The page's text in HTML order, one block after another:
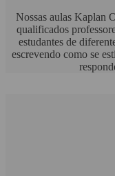
Nossas aulas Kaplan
qualificados
estudantes de
escrevendo como se